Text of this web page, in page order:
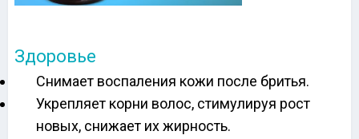
Здоровье
Снимает воспаления кожи после бритья.
Укрепляет корни волос, стимулируя рост
новых, снижает их жирность.